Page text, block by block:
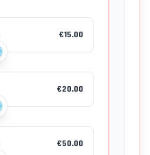
€15.00
€20.00
€50.00